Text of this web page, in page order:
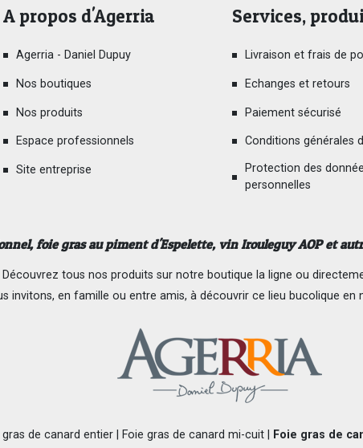
A propos d'Agerria
Agerria - Daniel Dupuy
Nos boutiques
Nos produits
Espace professionnels
Site entreprise
Services,
Livraison et frais de
Echanges et retours
Paiement sécurisé
Conditions générales
Protection des
personnelles
foie gras au piment d'Espelette, vin Irouleguy AOP et
Découvrez tous nos produits sur notre boutique la ligne ou
invitons, en famille ou entre amis, à découvrir ce lieu bucolique en
gras de canard entier| Foie gras de canard mi-cuit| Foie gras de